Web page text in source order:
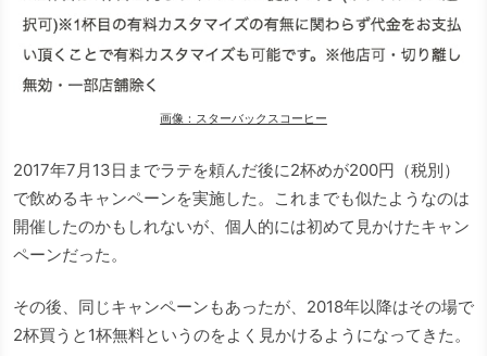
画像：スターバックスコーヒー
2017年7月13日までラテを頼んだ後に2杯めが200円（税別）
で飲めるキャンペーンを実施した。これまでも似たようなのは
開催したのかもしれないが、個人的には初めて見かけたキャン
ペーンだった。
その後、同じキャンペーンもあったが、2018年以降はその場で
2杯買うと1杯無料というのをよく見かけるようになってきた。